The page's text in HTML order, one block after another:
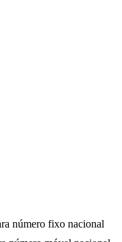
número fixo nacional